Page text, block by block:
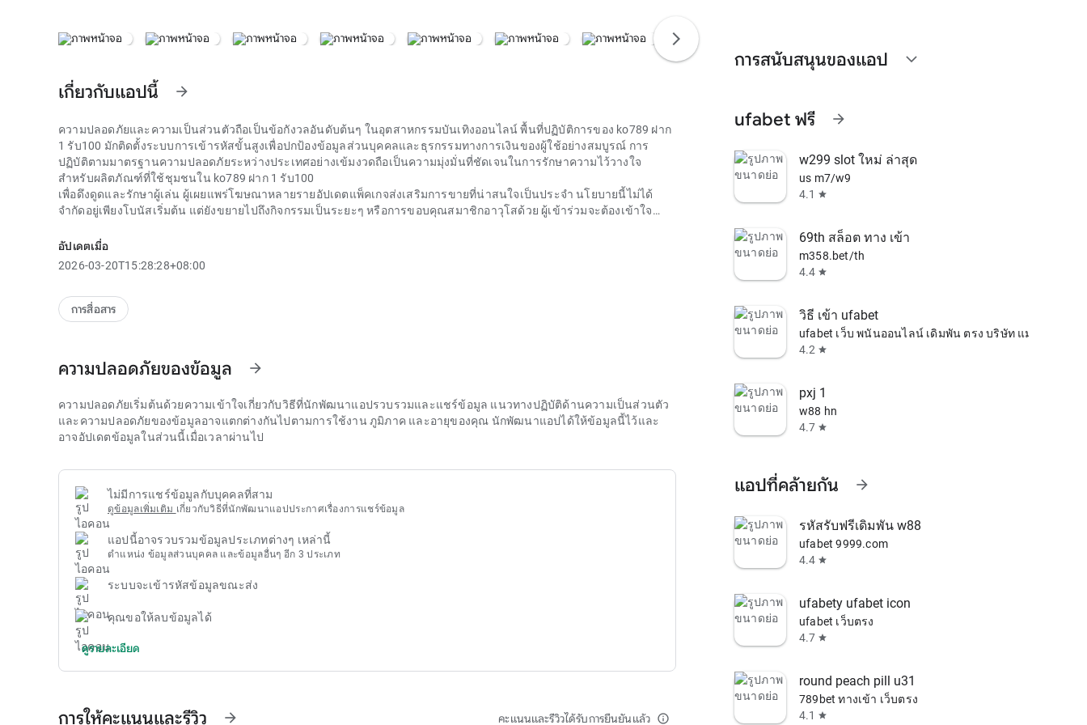
chevron_right
เกี่ยวกับแอปนี้ arrow_forward
ความปลอดภัยและความเป็นส่วนตัวถือเป็นข้อกังวลอันดับต้นๆ ในอุตสาหกรรมบันเทิงออนไลน์ พื้นที่ปฏิบัติการของ ko789 ฝาก
1 รับ100 มักติดตั้งระบบการเข้ารหัสขั้นสูงเพื่อปกป้องข้อมูลส่วนบุคคลและธุรกรรมทางการเงินของผู้ใช้อย่างสมบูรณ์ การ
ปฏิบัติตามมาตรฐานความปลอดภัยระหว่างประเทศอย่างเข้มงวดถือเป็นความมุ่งมั่นที่ชัดเจนในการรักษาความไว้วางใจ
สำหรับผลิตภัณฑ์ที่ใช้ชุมชนใน ko789 ฝาก 1 รับ100
เพื่อดึงดูดและรักษาผู้เล่น ผู้เผยแพร่โฆษณาหลายรายอัปเดตแพ็คเกจส่งเสริมการขายที่น่าสนใจเป็นประจำ นโยบายนี้ไม่ได้
จำกัดอยู่เพียงโบนัสเริ่มต้น แต่ยังขยายไปถึงกิจกรรมเป็นระยะๆ หรือการขอบคุณสมาชิกอาวุโสด้วย ผู้เข้าร่วมจะต้องเข้าใจ
ขณะเดียวกันก็เข้าใจกฎระเบียบในการจับรางวัลและเงื่อนไขการเดิมพัน
กฎหมายหลายประเทศได้เตือนเกี่ยวกับความเสี่ยงของ ko789 ฝาก 1 รับ100 เนื่องจากขาดใบอนุญาตประกอบการ หากมีสิ่งผิด
อัปเดตเมื่อ
2026-03-20T15:28:28+08:00
การสื่อสาร
ความปลอดภัยของข้อมูล arrow_forward
ความปลอดภัยเริ่มต้นด้วยความเข้าใจเกี่ยวกับวิธีที่นักพัฒนาแอปรวบรวมและแชร์ข้อมูล แนวทางปฏิบัติด้านความเป็นส่วนตัว
และความปลอดภัยของข้อมูลอาจแตกต่างกันไปตามการใช้งาน ภูมิภาค และอายุของคุณ นักพัฒนาแอปได้ให้ข้อมูลนี้ไว้และ
อาจอัปเดตข้อมูลในส่วนนี้เมื่อเวลาผ่านไป
ไม่มีการแชร์ข้อมูลกับบุคคลที่สาม
ดูข้อมูลเพิ่มเติม เกี่ยวกับวิธีที่นักพัฒนาแอปประกาศเรื่องการแชร์ข้อมูล
แอปนี้อาจรวบรวมข้อมูลประเภทต่างๆ เหล่านี้
ตำแหน่ง ข้อมูลส่วนบุคคล และข้อมูลอื่นๆ อีก 3 ประเภท
ระบบจะเข้ารหัสข้อมูลขณะส่ง
คุณขอให้ลบข้อมูลได้
ดูรายละเอียด
การให้คะแนนและรีวิว arrow_forward คะแนนและรีวิวได้รับการยืนยันแล้ว info_outline
การสนับสนุนของแอป expand_more
ufabet ฟรี arrow_forward
w299 slot ใหม่ ล่าสุด
us m7/w9
4.1 star
69th สล็อต ทาง เข้า
m358.bet/th
4.4 star
วิธี เข้า ufabet
ufabet เว็บ พนันออนไลน์ เดิมพัน ตรง บริษัท แม่
4.2 star
pxj 1
w88 hn
4.7 star
แอปที่คล้ายกัน arrow_forward
รหัสรับฟรีเดิมพัน w88
ufabet 9999.com
4.4 star
ufabety ufabet icon
ufabet เว็บตรง
4.7 star
round peach pill u31
789bet ทางเข้า เว็บตรง
4.1 star